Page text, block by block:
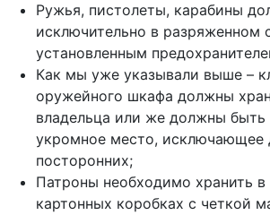
Ружья, пистолеты, карабины
исключительно в разряженном
установленным
Как мы уже указывали выше –
оружейного шкафа должны
владельца или же должны быть
укромное место, исключающее
посторонних;
Патроны необходимо хранить в
картонных коробках с четкой